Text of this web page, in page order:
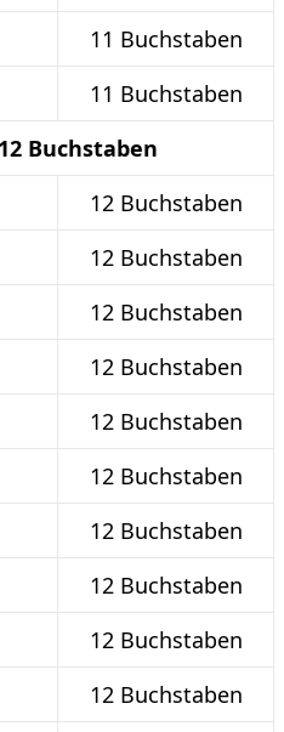
11 Buchstaben
11 Buchstaben
Buchstaben
12 Buchstaben
12 Buchstaben
12 Buchstaben
12 Buchstaben
12 Buchstaben
12 Buchstaben
12 Buchstaben
12 Buchstaben
12 Buchstaben
12 Buchstaben